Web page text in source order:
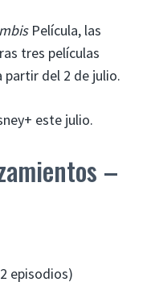
Película, las
tres películas
partir del 2 de julio.
este julio.
–
episodios)